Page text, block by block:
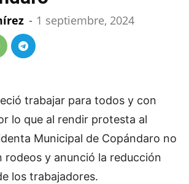
- 1 septiembre, 2024
trabajar para todos y con
lo que al rendir protesta al
Municipal de Copándaro no
rodeos y anunció la reducción
los trabajadores.